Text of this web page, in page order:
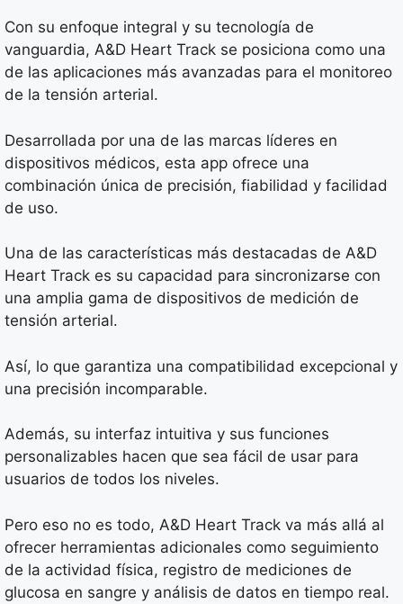
Con su enfoque integral y su tecnología de
vanguardia, A&D Heart Track se posiciona como una
de las aplicaciones más avanzadas para el monitoreo
de la tensión arterial.
Desarrollada por una de las marcas líderes en
dispositivos médicos, esta app ofrece una
combinación única de precisión, fiabilidad y facilidad
de uso.
Una de las características más destacadas de A&D
Heart Track es su capacidad para sincronizarse con
una amplia gama de dispositivos de medición de
tensión arterial.
Así, lo que garantiza una compatibilidad excepcional y
una precisión incomparable.
Además, su interfaz intuitiva y sus funciones
personalizables hacen que sea fácil de usar para
usuarios de todos los niveles.
Pero eso no es todo, A&D Heart Track va más allá al
ofrecer herramientas adicionales como seguimiento
de la actividad física, registro de mediciones de
glucosa en sangre y análisis de datos en tiempo real.